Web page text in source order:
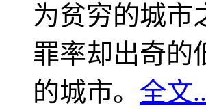
为贫穷的城市
罪率却出奇的
的城市。 全文